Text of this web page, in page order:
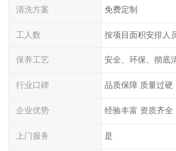
清洗方案 免费定制
工人数 按项目面积安排人
保养工艺 安全、环保、彻底
行业口碑 品质保障 质量过硬
企业优势 经验丰富 资质齐全
上门服务 是